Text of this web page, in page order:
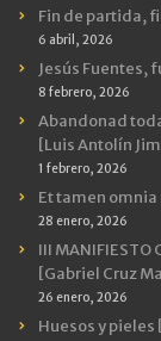
Fin de partida,
6 abril, 2026
Jesús Fuentes,
8 febrero, 2026
Abandonad
[Luis Antolín
1 febrero, 2026
Et tamen
28 enero, 2026
III
[Gabriel Cruz
26 enero, 2026
Huesos y pieles